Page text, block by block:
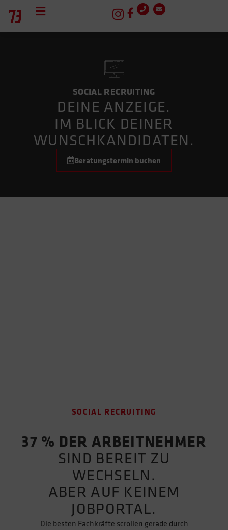
SOCIAL RECRUITING
DEINE ANZEIGE.
IM BLICK DEINER
WUNSCHKANDIDATEN.
Beratungstermin buchen
SOCIAL RECRUITING
37 % DER ARBEITNEHMER
SIND BEREIT ZU
WECHSELN.
ABER AUF KEINEM
JOBPORTAL.
Die besten Fachkräfte scrollen gerade durch